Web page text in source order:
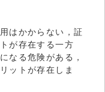
はかからない，証
が存在する一方
なる危険がある，
ットが存在しま